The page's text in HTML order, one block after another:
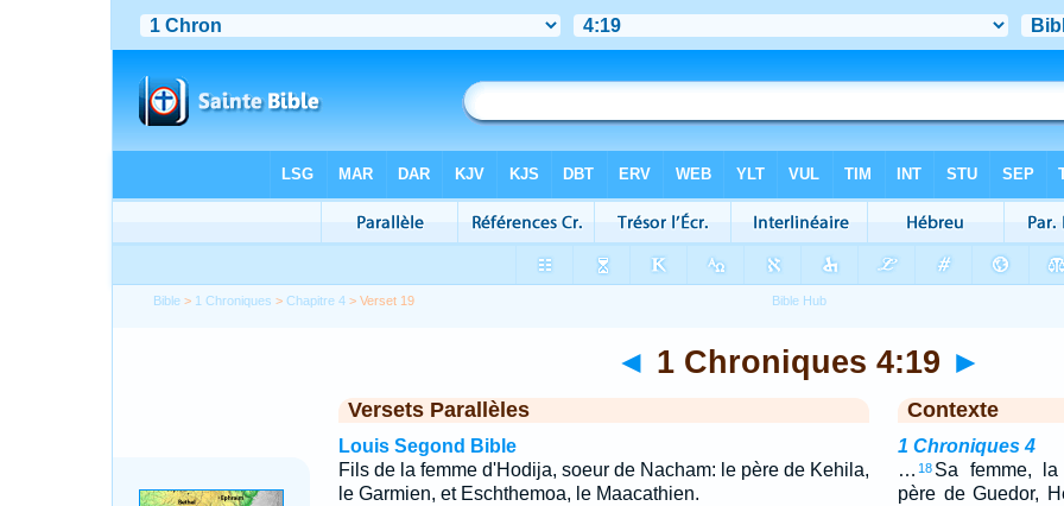
Bible > 1 Chroniques >Chapitre 4 > Verset 19
◄ 1 Chroniques 4:19 ►
Versets Parallèles
Louis Segond Bible
Fils de la femme d'Hodija, soeur de Nacham: le père de Kehila,
le Garmien, et Eschthemoa, le Maacathien.
Contexte
1 Chroniques 4
… 18 Sa femme,
père de Guedor,